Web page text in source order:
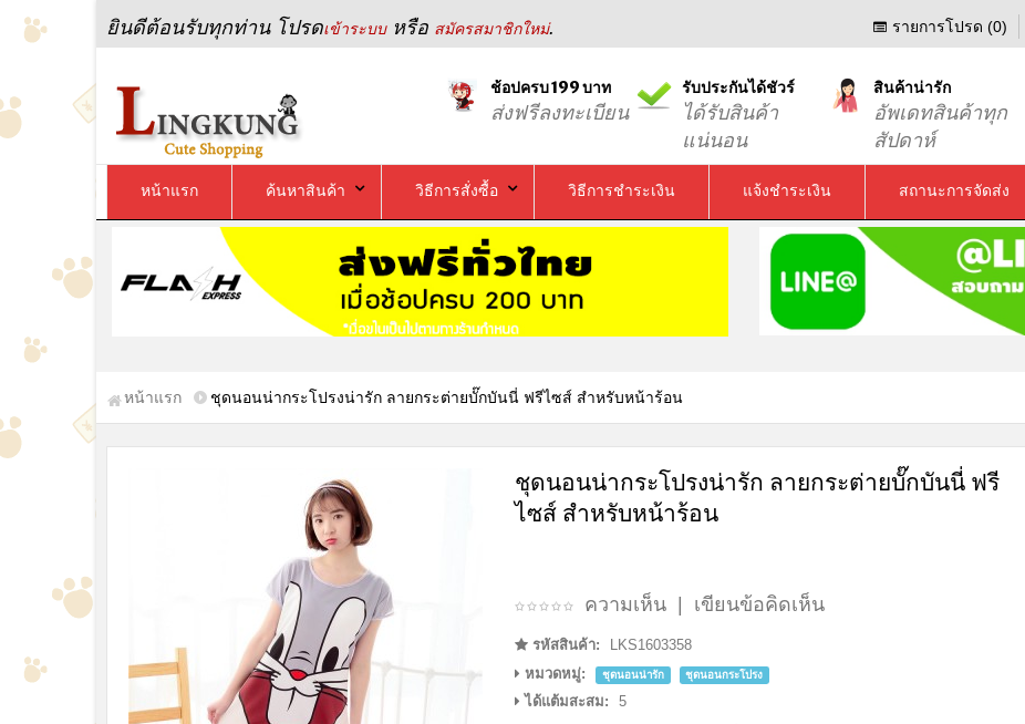
ยินดีต้อนรับทุกท่าน โปรดเข้าระบบหรือ สมัครสมาชิกใหม่. รายการโปรด (0)
ช้อปครบ 199 บาท
ส่งฟรีลงทะเบียน
รับประกันได้ชัวร์
ได้รับสินค้า
แน่นอน
สินค้าน่ารัก
อัพเดทสินค้าทุก
สัปดาห์
หน้าแรก ค้นหาสินค้า วิธีการสั่งซื้อ วิธีการชำระเงิน แจ้งชำระเงิน สถานะการจัดส่ง
หน้าแรก ชุดนอนน่ากระโปรงน่ารัก ลายกระต่ายบั๊กบันนี่ ฟรีไซส์ สำหรับหน้าร้อน
ชุดนอนน่ากระโปรงน่ารัก ลายกระต่ายบั๊กบันนี่ ฟรี
ไซส์ สำหรับหน้าร้อน
ความเห็น| เขียนข้อคิดเห็น
รหัสสินค้า:
LKS1603358
หมวดหมู่:
ชุดนอนน่ารัก ชุดนอนกระโปรง
ได้แต้มสะสม: 5